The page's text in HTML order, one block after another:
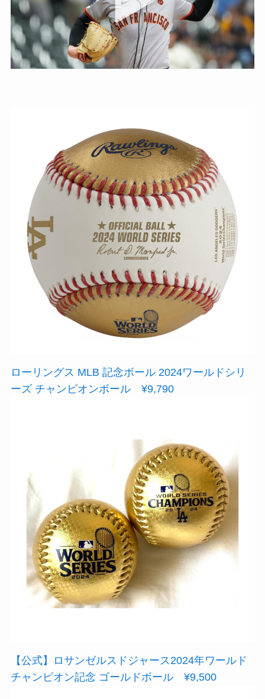
ローリングス MLB 記念ボール 2024ワールドシリ
ーズ チャンピオンボール ¥9,790
【公式】ロサンゼルスドジャース2024年ワールド
チャンピオン記念 ゴールドボール ¥9,500